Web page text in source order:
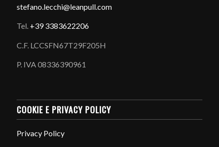
stefano. lecchi@leanpull.com
Tel. +39 3383622206
C.F. LCCSFN67T29F205H
P. IVA 08336390961
COOKIE E PRIVACY POLICY
Privacy Policy